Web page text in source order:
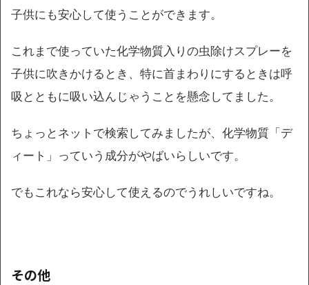
子供にも安心して使うことができます。
これまで使っていた化学物質入りの虫除けスプレーを
子供に吹きかけるとき、特に首まわりにするときは呼
吸とともに吸い込んじゃうことを懸念してました。
ちょっとネットで検索してみましたが、化学物質「デ
ィート」っていう成分がやばいらしいです。
でもこれなら安心して使えるのでうれしいですね。
その他